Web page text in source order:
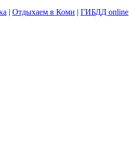
| Отдыхаем в Коми | ГИБДД online